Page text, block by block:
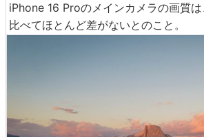
iPhone 16 Proのメインカメラの画質
比べてほとんど差がないとのこと。